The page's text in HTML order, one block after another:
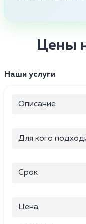
Цены
Наши услуги
Описание
Для кого
Срок
Цена